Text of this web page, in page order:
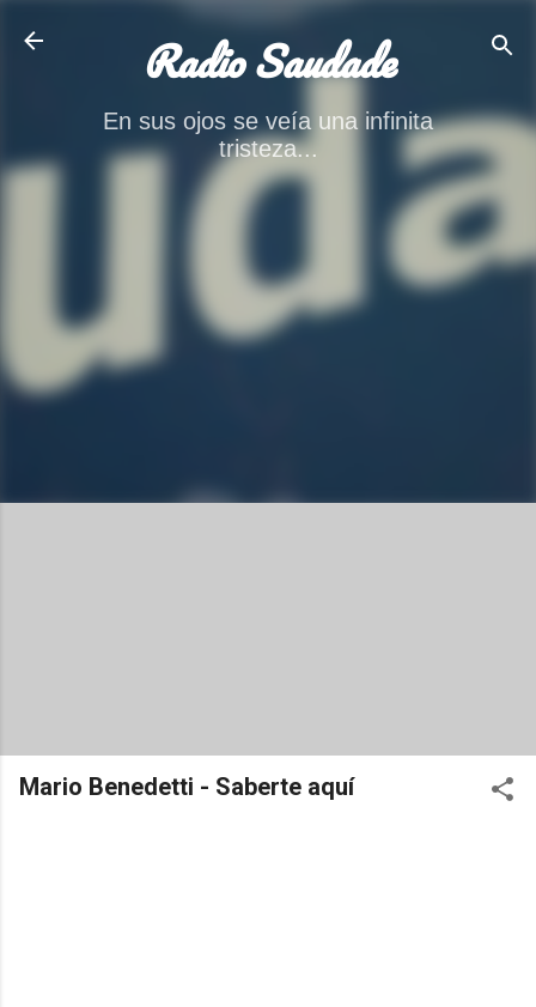
Radio Saudade
En sus ojos se veía una infinita
tristeza...
Mario Benedetti - Saberte aquí